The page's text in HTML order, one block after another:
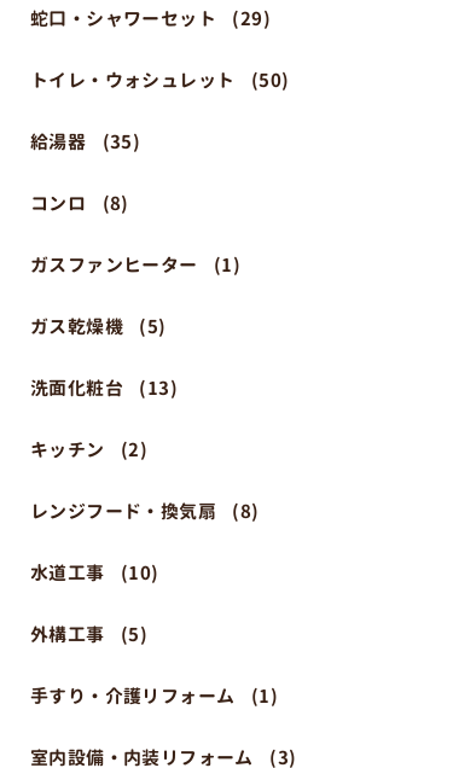
蛇口・シャワーセット (29)
トイレ・ウォシュレット (50)
給湯器 (35)
コンロ (8)
ガスファンヒーター (1)
ガス乾燥機 (5)
洗面化粧台 (13)
キッチン (2)
レンジフード・換気扇 (8)
水道工事 (10)
外構工事 (5)
手すり・介護リフォーム (1)
室内設備・内装リフォーム (3)